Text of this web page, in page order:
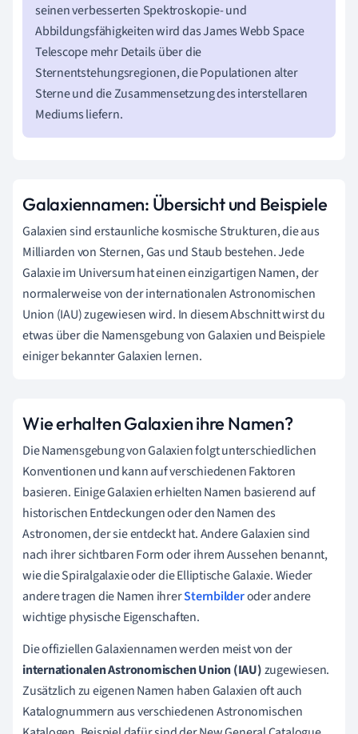
seinen verbesserten Spektroskopie- und
Abbildungsfähigkeiten wird das James Webb Space
Telescope mehr Details über die
Sternentstehungsregionen, die Populationen alter
Sterne und die Zusammensetzung des interstellaren
Mediums liefern.
Galaxiennamen: Übersicht und Beispiele
Galaxien sind erstaunliche kosmische Strukturen, die aus
Milliarden von Sternen, Gas und Staub bestehen. Jede
Galaxie im Universum hat einen einzigartigen Namen, der
normalerweise von der internationalen Astronomischen
Union (IAU) zugewiesen wird. In diesem Abschnitt wirst du
etwas über die Namensgebung von Galaxien und Beispiele
einiger bekannter Galaxien lernen.
Wie erhalten Galaxien ihre Namen?
Die Namensgebung von Galaxien folgt unterschiedlichen
Konventionen und kann auf verschiedenen Faktoren
basieren. Einige Galaxien erhielten Namen basierend auf
historischen Entdeckungen oder den Namen des
Astronomen, der sie entdeckt hat. Andere Galaxien sind
nach ihrer sichtbaren Form oder ihrem Aussehen benannt,
wie die Spiralgalaxie oder die Elliptische Galaxie. Wieder
andere tragen die Namen ihrerSternbilderoder andere
wichtige physische Eigenschaften.
Die offiziellen Galaxiennamen werden meist von der
internationalen Astronomischen Union (IAU)zugewiesen.
Zusätzlich zu eigenen Namen haben Galaxien oft auch
Katalognummern aus verschiedenen Astronomischen